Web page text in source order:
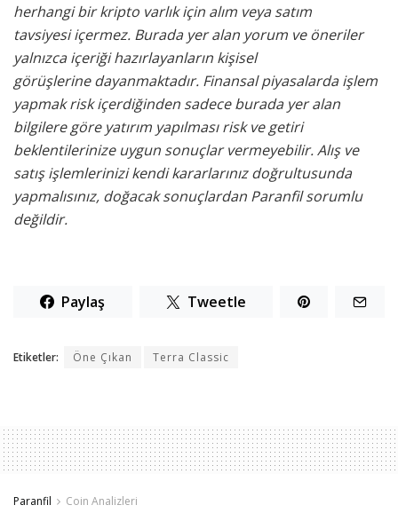
herhangi bir kripto varlık için alım veya satım
tavsiyesiiçermez. Burada yer alan yorum ve öneriler
yalnızca içeriği hazırlayanların kişisel
görüşlerinedayanmaktadır. Finansal piyasalarda işlem
yapmak risk içerdiğinden sadece burada yer alan
bilgileregöre yatırım yapılması risk ve getiri
beklentilerinize uygun sonuçlar vermeyebilir. Alış ve
satış işlemlerinizi kendi kararlarınız doğrultusunda
yapmalısınız, doğacak sonuçlardan Paranfil sorumlu
değildir.
Paylaş Tweetle
Etiketler: Öne Çıkan Terra Classic
Paranfil Coin Analizleri